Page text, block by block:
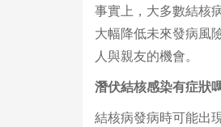
事實上，大多數結核
大幅降低未來發病風
人與親友的機會。
潛伏結核感染有症狀
結核病發病時可能出